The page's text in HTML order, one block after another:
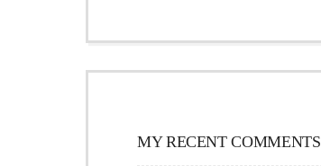
MY RECENT COMMENTS